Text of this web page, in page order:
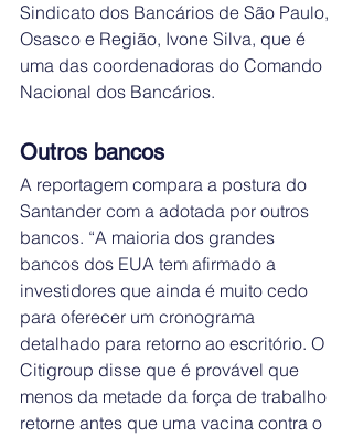
Sindicato dos Bancários de São Paulo,
Osasco e Região, Ivone Silva, que é
uma das coordenadoras do Comando
Nacional dos Bancários.
Outros bancos
A reportagem compara a postura do
Santander com a adotada por outros
bancos. “A maioria dos grandes
bancos dos EUA tem afirmado a
investidores que ainda é muito cedo
para oferecer um cronograma
detalhado para retorno ao escritório. O
Citigroup disse que é provável que
menos da metade da força de trabalho
retorne antes que uma vacina contra o